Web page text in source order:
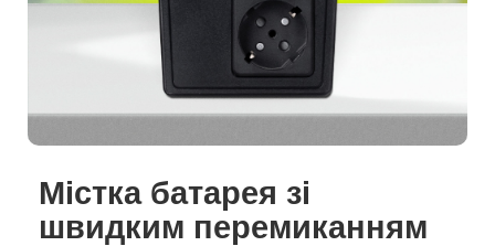
Містка батарея зі
швидким перемиканням